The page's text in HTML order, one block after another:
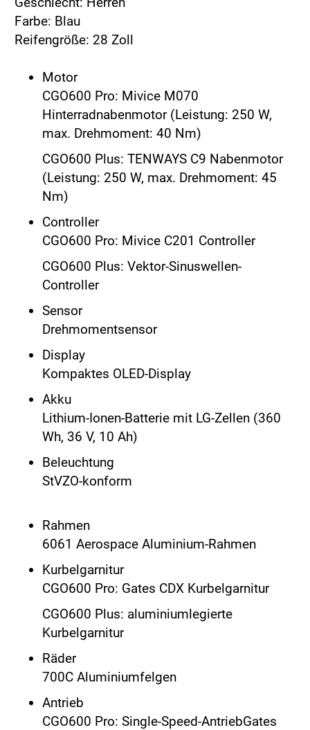
Farbe: Blau
Reifengröße: 28 Zoll
Motor
CGO600 Pro: Mivice M070
Hinterradnabenmotor (Leistung: 250 W,
max. Drehmoment: 40 Nm)
CGO600 Plus: TENWAYS C9 Nabenmotor
(Leistung: 250 W, max. Drehmoment: 45
Nm)
Controller
CGO600 Pro: Mivice C201 Controller
CGO600 Plus: Vektor-Sinuswellen-
Controller
Sensor
Drehmomentsensor
Display
Kompaktes OLED-Display
Akku
Lithium-Ionen-Batterie mit LG-Zellen (360
Wh, 36 V, 10 Ah)
Beleuchtung
StVZO-konform
Rahmen
6061 Aerospace Aluminium-Rahmen
Kurbelgarnitur
CGO600 Pro: Gates CDX Kurbelgarnitur
CGO600 Plus: aluminiumlegierte
Kurbelgarnitur
Räder
700C Aluminiumfelgen
Antrieb
CGO600 Pro: Single-Speed-AntriebGates